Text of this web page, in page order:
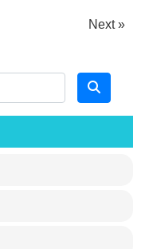
Next »